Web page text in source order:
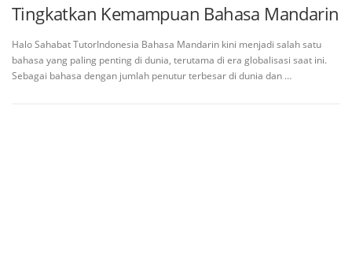
Tingkatkan Kemampuan Bahasa Mandarin
Halo Sahabat TutorIndonesia Bahasa Mandarin kini menjadi salah satu
bahasa yang paling penting di dunia, terutama di era globalisasi saat ini.
Sebagai bahasa dengan jumlah penutur terbesar di dunia dan …